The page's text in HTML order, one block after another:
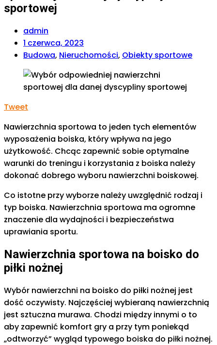
sportowej
admin
1 czerwca, 2023
Budowa, Nieruchomości, Obiekty sportowe
Tweet
Nawierzchnia sportowa to jeden tych elementów
wyposażenia boiska, który wpływa na jego
użytkowość. Chcąc zapewnić sobie optymalne
warunki do treningu i korzystania z boiska należy
dokonać dobrego wyboru nawierzchni boiskowej.
Co istotne przy wyborze należy uwzględnić rodzaj i
typ boiska. Nawierzchnia sportowa ma ogromne
znaczenie dla wydajności i bezpieczeństwa
uprawiania sportu.
Nawierzchnia sportowa na boisko do
piłki nożnej
Wybór nawierzchni na boisko do piłki nożnej jest
dość oczywisty. Najczęściej wybieraną nawierzchnią
jest sztuczna murawa. Chodzi między innymi o to
aby zapewnić komfort gry a przy tym poniekąd
„odtworzyć” wygląd typowego boiska do piłki nożnej.